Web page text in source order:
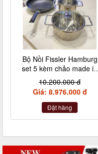
Bộ Nồi Fissler Hamburg
set 5 kèm chảo made in
Germany nội địa Đức
10.200.000 đ
Giá: 8.976.000 đ
Đặt hàng